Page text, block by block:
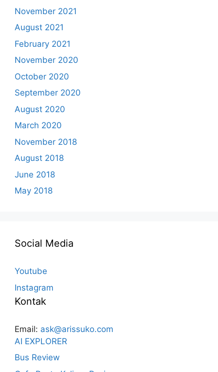
November 2021
August 2021
February 2021
November 2020
October 2020
September 2020
August 2020
March 2020
November 2018
August 2018
June 2018
May 2018
Social Media
Youtube
Instagram
Kontak
Email: ask@arissuko.com
AI EXPLORER
Bus Review